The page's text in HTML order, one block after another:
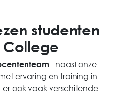
studenten
College
- naast onze
ervaring en training in
ook vaak verschillende